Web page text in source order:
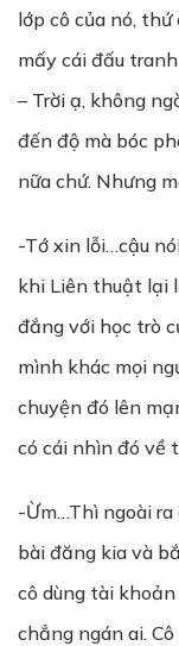
lớp cô của nó,
mấy cái đấu
– Trời ạ, không
đến độ mà bóc
nữa chứ. Nhưng
-Tớ xin lỗi…cậu
khi Liên thuật lại
đắng với học trò
mình khác mọi
chuyện đó lên
có cái nhìn đó về
-Ừm…Thì ngoài ra
bài đăng kia và
cô dùng tài
chẳng ngán ai.